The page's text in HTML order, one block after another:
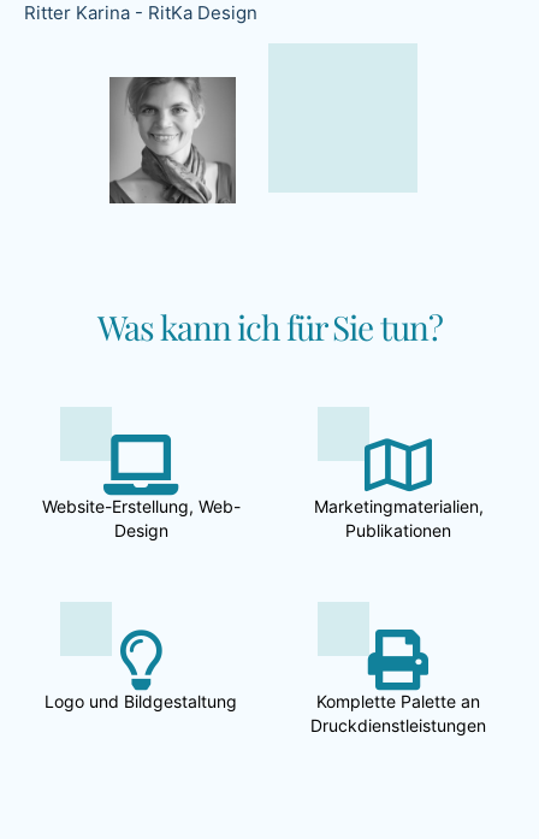
Ritter Karina - RitKa Design
Was kann ich für Sie tun?
Website-Erstellung, Web-
Design
Marketingmaterialien,
Publikationen
Logo und Bildgestaltung
Komplette Palette an
Druckdienstleistungen